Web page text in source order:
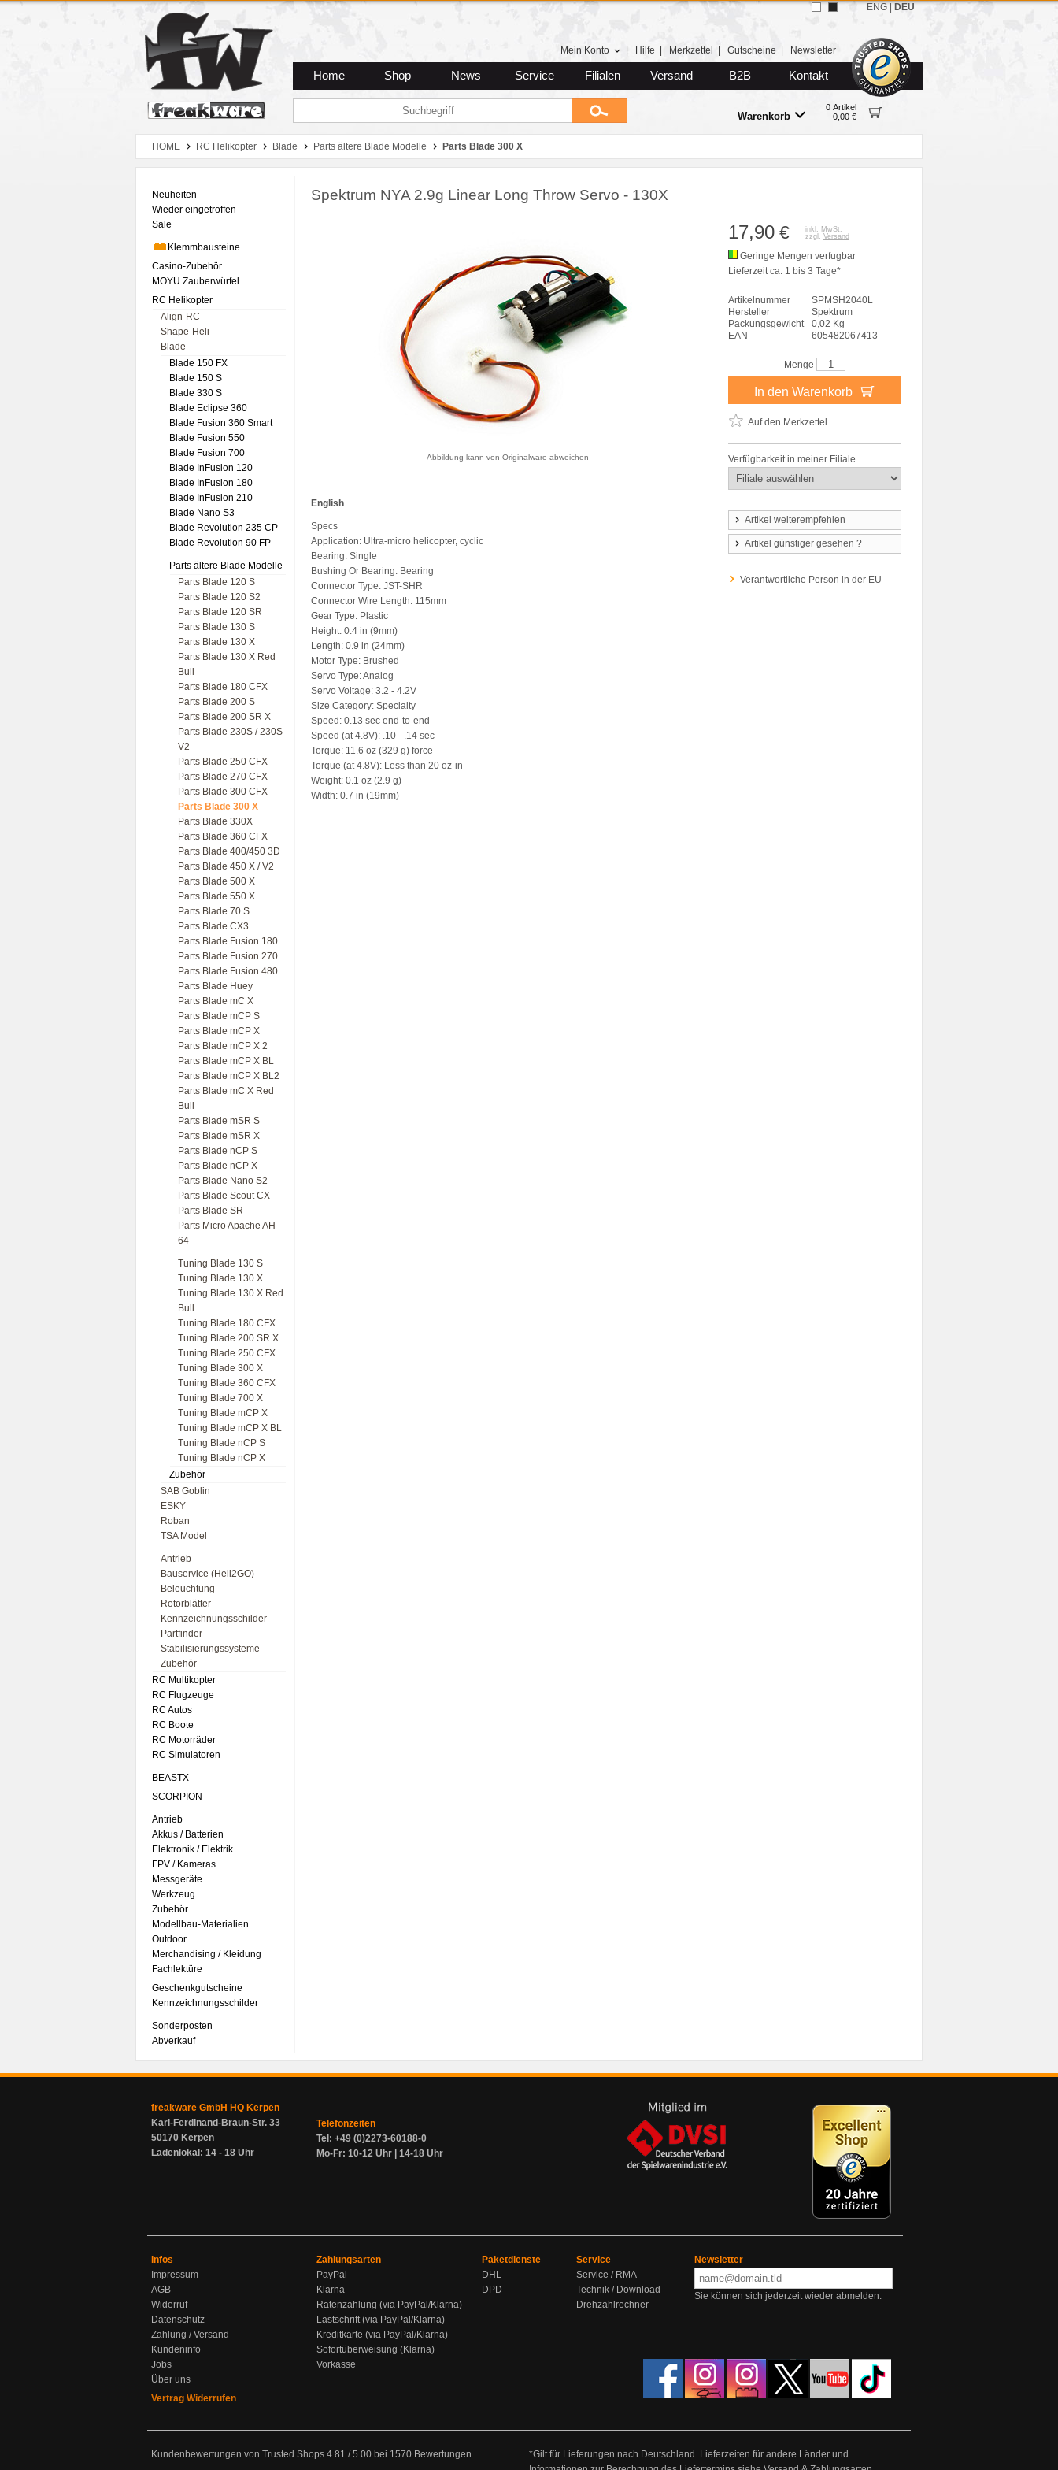
Zum Hauptmenue
Zum Seiteninhalt
Zum Warenkob
Mein Konto Hilfe Merkzettel Gutscheine Newsletter
Home Shop News Service Filialen Versand B2B Kontakt
Warenkorb
0 Artikel
0,00 €
ENG DEU
HOME RC Helikopter Blade Parts ältere Blade Modelle Parts Blade 300 X
Neuheiten
Wieder eingetroffen
Sale
Klemmbausteine
Casino-Zubehör
MOYU Zauberwürfel
RC Helikopter
Align-RC
Shape-Heli
Blade
Blade 150 FX
Blade 150 S
Blade 330 S
Blade Eclipse 360
Blade Fusion 360 Smart
Blade Fusion 550
Blade Fusion 700
Blade InFusion 120
Blade InFusion 180
Blade InFusion 210
Blade Nano S3
Blade Revolution 235 CP
Blade Revolution 90 FP
Parts ältere Blade Modelle
Parts Blade 120 S
Parts Blade 120 S2
Parts Blade 120 SR
Parts Blade 130 S
Parts Blade 130 X
Parts Blade 130 X Red
Bull
Parts Blade 180 CFX
Parts Blade 200 S
Parts Blade 200 SR X
Parts Blade 230S / 230S
V2
Parts Blade 250 CFX
Parts Blade 270 CFX
Parts Blade 300 CFX
Parts Blade 300 X
Parts Blade 330X
Parts Blade 360 CFX
Parts Blade 400/450 3D
Parts Blade 450 X / V2
Parts Blade 500 X
Parts Blade 550 X
Parts Blade 70 S
Parts Blade CX3
Parts Blade Fusion 180
Parts Blade Fusion 270
Parts Blade Fusion 480
Parts Blade Huey
Parts Blade mC X
Parts Blade mCP S
Parts Blade mCP X
Parts Blade mCP X 2
Parts Blade mCP X BL
Parts Blade mCP X BL2
Parts Blade mC X Red
Bull
Parts Blade mSR S
Parts Blade mSR X
Parts Blade nCP S
Parts Blade nCP X
Parts Blade Nano S2
Parts Blade Scout CX
Parts Blade SR
Parts Micro Apache AH-
64
Tuning Blade 130 S
Tuning Blade 130 X
Tuning Blade 130 X Red
Bull
Tuning Blade 180 CFX
Tuning Blade 200 SR X
Tuning Blade 250 CFX
Tuning Blade 300 X
Tuning Blade 360 CFX
Tuning Blade 700 X
Tuning Blade mCP X
Tuning Blade mCP X BL
Tuning Blade nCP S
Tuning Blade nCP X
Zubehör
SAB Goblin
ESKY
Roban
TSA Model
Antrieb
Bauservice (Heli2GO)
Beleuchtung
Rotorblätter
Kennzeichnungsschilder
Partfinder
Stabilisierungssysteme
Zubehör
RC Multikopter
RC Flugzeuge
RC Autos
RC Boote
RC Motorräder
RC Simulatoren
BEASTX
SCORPION
Antrieb
Akkus / Batterien
Elektronik / Elektrik
FPV / Kameras
Messgeräte
Werkzeug
Zubehör
Modellbau-Materialien
Outdoor
Merchandising / Kleidung
Fachlektüre
Geschenkgutscheine
Kennzeichnungsschilder
Sonderposten
Abverkauf
Spektrum NYA 2.9g Linear Long Throw Servo - 130X
Abbildung kann von Originalware abweichen
English
Specs
Application: Ultra-micro helicopter, cyclic
Bearing: Single
Bushing Or Bearing: Bearing
Connector Type: JST-SHR
Connector Wire Length: 115mm
Gear Type: Plastic
Height: 0.4 in (9mm)
Length: 0.9 in (24mm)
Motor Type: Brushed
Servo Type: Analog
Servo Voltage: 3.2 - 4.2V
Size Category: Specialty
Speed: 0.13 sec end-to-end
Speed (at 4.8V): .10 - .14 sec
Torque: 11.6 oz (329 g) force
Torque (at 4.8V): Less than 20 oz-in
Weight: 0.1 oz (2.9 g)
Width: 0.7 in (19mm)
17,90 €
inkl. MwSt.
zzgl. Versand
Geringe Mengen verfugbar
Lieferzeit ca. 1 bis 3 Tage*
Artikelnummer
SPMSH2040L
Hersteller
Spektrum
Packungsgewicht
0,02 Kg
EAN
605482067413
Menge
In den Warenkorb
Auf den Merkzettel
Verfügbarkeit in meiner Filiale
Artikel weiterempfehlen
Artikel günstiger gesehen ?
Verantwortliche Person in der EU
freakware GmbH HQ Kerpen
Karl-Ferdinand-Braun-Str. 33
50170 Kerpen
Ladenlokal: 14 - 18 Uhr
Telefonzeiten
Tel: +49 (0)2273-60188-0
Mo-Fr: 10-12 Uhr | 14-18 Uhr
Infos
Impressum
AGB
Widerruf
Datenschutz
Zahlung / Versand
Kundeninfo
Jobs
Über uns
Vertrag Widerrufen
Zahlungsarten
PayPal
Klarna
Ratenzahlung (via PayPal/Klarna)
Lastschrift (via PayPal/Klarna)
Kreditkarte (via PayPal/Klarna)
Sofortüberweisung (Klarna)
Vorkasse
Paketdienste
DHL
DPD
Service
Service / RMA
Technik / Download
Drehzahlrechner
Newsletter
Sie können sich jederzeit wieder abmelden.
Kundenbewertungen von Trusted Shops 4.81 /5.00 bei 1570 Bewertungen
*Gilt für Lieferungen nach Deutschland. Lieferzeiten für andere Länder und